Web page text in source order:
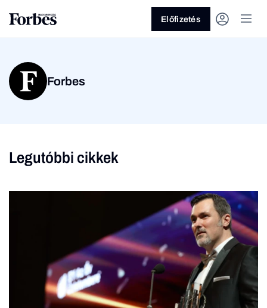
Előfizetés
Forbes
Legutóbbi cikkek